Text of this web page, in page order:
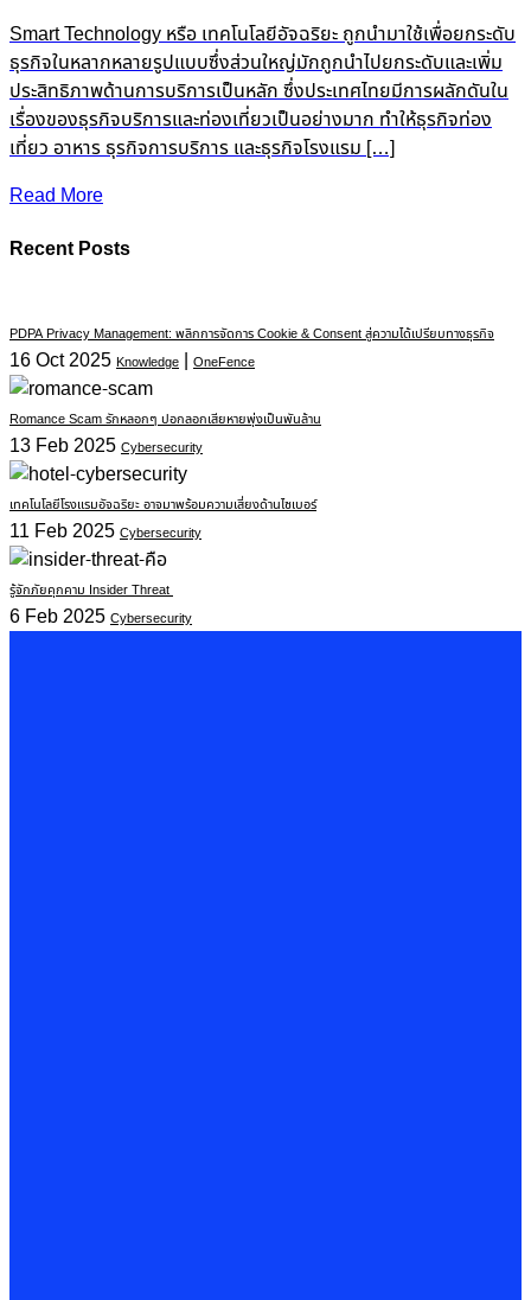
Smart Technology หรือ เทคโนโลยีอัจฉริยะ ถูกนำมาใช้เพื่อยกระดับ
ธุรกิจในหลากหลายรูปแบบซึ่งส่วนใหญ่มักถูกนำไปยกระดับและเพิ่ม
ประสิทธิภาพด้านการบริการเป็นหลัก ซึ่งประเทศไทยมีการผลักดันใน
เรื่องของธุรกิจบริการและท่องเที่ยวเป็นอย่างมาก ทำให้ธุรกิจท่อง
เที่ยว อาหาร ธุรกิจการบริการ และธุรกิจโรงแรม […]
Read More
Recent Posts
PDPA Privacy Management: พลิกการจัดการ Cookie & Consent สู่ความได้เปรียบทางธุรกิจ
16 Oct 2025 Knowledge | OneFence
Romance Scam รักหลอกๆ ปอกลอกเสียหายพุ่งเป็นพันล้าน
13 Feb 2025 Cybersecurity
เทคโนโลยีโรงแรมอัจฉริยะ อาจมาพร้อมความเสี่ยงด้านไซเบอร์
11 Feb 2025 Cybersecurity
รู้จักภัยคุกคาม Insider Threat
6 Feb 2025 Cybersecurity